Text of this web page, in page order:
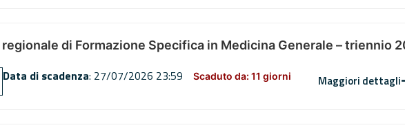
regionale di Formazione Specifica in Medicina Generale – triennio
Data di scadenza: 27/07/2026 23:59 Scaduto da: 11 giorni Maggiori dettagli